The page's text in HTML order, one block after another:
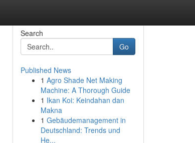
Search
Go
Published News
1 Agro Shade Net Making
Machine: A Thorough Guide
1 Ikan Koi: Keindahan dan
Makna
1 Gebäudemanagement in
Deutschland: Trends und
He...